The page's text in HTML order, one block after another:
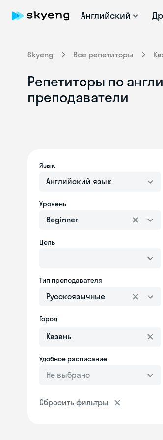
Английский
Skyeng Все репетиторы
Репетиторы по
преподаватели
Язык
Английский язык
Уровень
Beginner
Цель
Тип преподавателя
Русскоязычные
Город
Удобное расписание
Не выбрано
Сбросить фильтры